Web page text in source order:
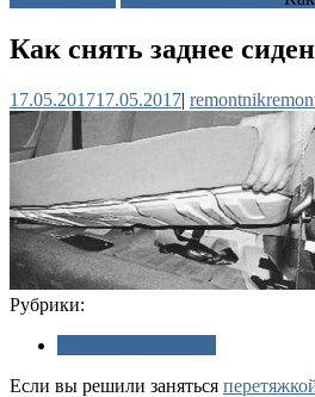
Как снять заднее
17.05.201717.05.2017| remontnik
Рубрики:
Если вы решили заняться